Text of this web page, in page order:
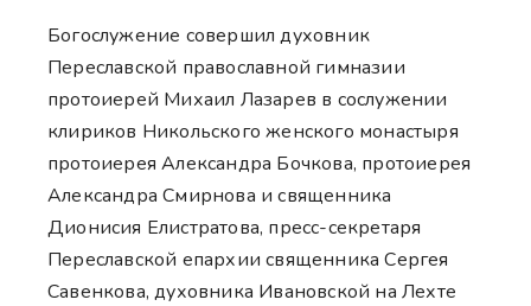
Богослужение совершил духовник
Переславской православной гимназии
протоиерей Михаил Лазарев в сослужении
клириков Никольского женского монастыря
протоиерея Александра Бочкова, протоиерея
Александра Смирнова и священника
Дионисия Елистратова, пресс-секретаря
Переславской епархии священника Сергея
Савенкова, духовника Ивановской на Лехте